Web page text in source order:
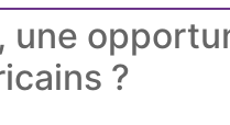
une
?